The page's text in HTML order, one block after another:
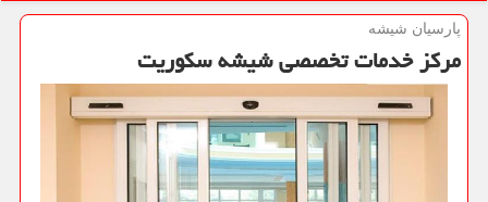
پارسیان شیشه
مركز خدمات تخصصی شیشه سكوریت